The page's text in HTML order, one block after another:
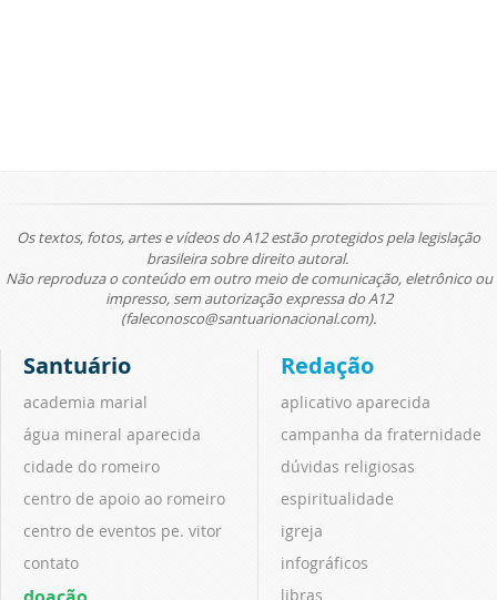
Os textos, fotos, artes e vídeos do A12 estão protegidos pela legislação
brasileira sobre direito autoral.
Não reproduza o conteúdo em outro meio de comunicação, eletrônico ou
impresso, sem autorização expressa do A12
(faleconosco@santuarionacional.com).
Santuário
academia marial
água mineral aparecida
cidade do romeiro
centro de apoio ao romeiro
centro de eventos pe. vitor
contato
Redação
aplicativo aparecida
campanha da fraternidade
dúvidas religiosas
espiritualidade
igreja
infográficos
libras